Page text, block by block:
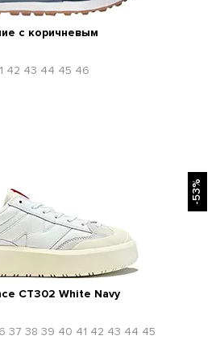
с коричневым
42 43 44 45 46
-53%
CT302 White Navy
37 38 39 40 41 42 43 44 45